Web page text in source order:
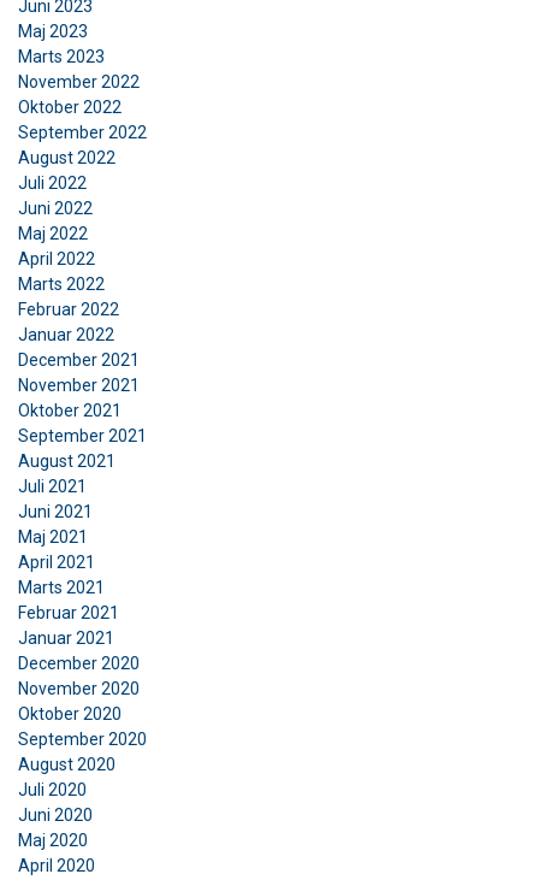
Juni 2023
Maj 2023
Marts 2023
November 2022
Oktober 2022
September 2022
August 2022
Juli 2022
Juni 2022
Maj 2022
April 2022
Marts 2022
Februar 2022
Januar 2022
December 2021
November 2021
Oktober 2021
September 2021
August 2021
Juli 2021
Juni 2021
Maj 2021
April 2021
Marts 2021
Februar 2021
Januar 2021
December 2020
November 2020
Oktober 2020
September 2020
August 2020
Juli 2020
Juni 2020
Maj 2020
April 2020
Denne hjemmeside bruger
cookies
Vi bruger cookies til at tilpasse indhold,
annoncer og til at analysere vores trafik. Vi deler
også oplysninger om din brug af vores websted
med vores annoncerings- og analysepartnere,
som kan kombinere dem med andre
oplysninger, som du har givet dem, eller som de
har indsamlet fra din brug af deres tjenester.
Privatlivspolitik
Absolut